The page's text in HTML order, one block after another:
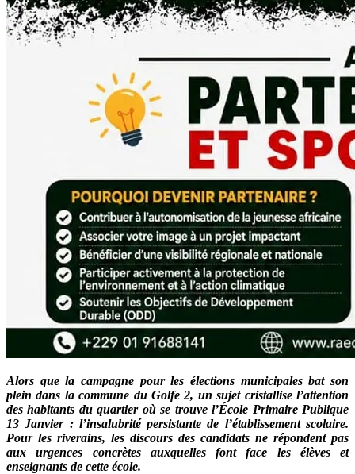
Alors que la campagne pour les élections municipales bat son
plein dans la commune du Golfe 2, un sujet cristallise l’attention
des habitants du quartier où se trouve l’École Primaire Publique
13 Janvier : l’insalubrité persistante de l’établissement scolaire.
Pour les riverains, les discours des candidats ne répondent pas
aux urgences concrètes auxquelles font face les élèves et
enseignants de cette école.